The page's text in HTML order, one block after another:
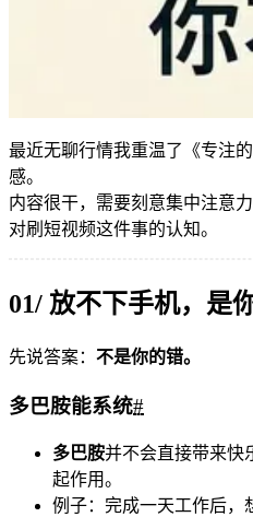
最近无聊行情我重温了《专注
感。
内容很干，需要刻意集中注意
对刷短视频这件事的认知。
01/ 放不下手机，是
先说答案： 不是你的错。
多巴胺能系统#
多巴胺并不会直接带来快
起作用。
例子：完成一天工作后